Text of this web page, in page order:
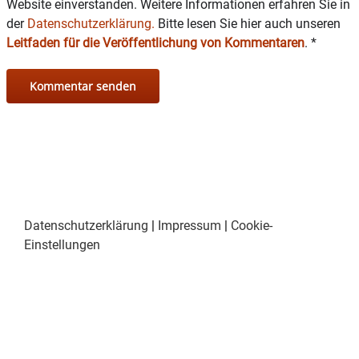
Weitere Informationen zur Veranstaltung im Internet
unter
www.bhm-amerang.de
oder telefonisch unter
08075 / 91 509 0.
Foto: Gerhard Nixdorf
Website einverstanden. Weitere Informationen erfahren Sie in
der Datenschutzerklärung. Bitte lesen Sie hier auch unseren
Leitfaden für die Veröffentlichung von Kommentaren. *
Datenschutzerklärung | Impressum | Cookie-
Einstellungen